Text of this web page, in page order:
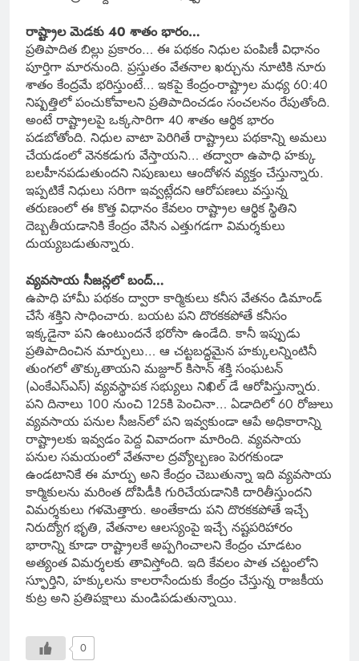
రాష్ట్రాల మెడకు 40 శాతం భారం…
ప్రతిపాదిత బిల్లు ప్రకారం… ఈ పథకం నిధుల పంపిణీ విధానం
పూర్తిగా మారనుంది. ప్రస్తుతం వేతనాల ఖర్చును నూటికి నూరు
శాతం కేంద్రమే భరిస్తుంటే… ఇకపై కేంద్రం-రాష్ట్రాల మధ్య 60:40
నిష్పత్తిలో పంచుకోవాలని ప్రతిపాదించడం సంచలనం రేపుతోంది.
అంటే రాష్ట్రాలపై ఒక్కసారిగా 40 శాతం ఆర్థిక భారం
పడబోతోంది. నిధుల వాటా పెరిగితే రాష్ట్రాలు పథకాన్ని అమలు
చేయడంలో వెనకడుగు వేస్తాయని… తద్వారా ఉపాధి హక్కు
బలహీనపడుతుందని నిపుణులు ఆందోళన వ్యక్తం చేస్తున్నారు.
ఇప్పటికే నిధులు సరిగా ఇవ్వట్లేదని ఆరోపణలు వస్తున్న
తరుణంలో ఈ కొత్త విధానం కేవలం రాష్ట్రాల ఆర్థిక స్థితిని
దెబ్బతీయడానికి కేంద్రం వేసిన ఎత్తుగడగా విమర్శకులు
దుయ్యబడుతున్నారు.
వ్యవసాయ సీజన్లలో బంద్…
ఉపాధి హామీ పథకం ద్వారా కార్మికులు కనీస వేతనం డిమాండ్
చేసే శక్తిని సాధించారు. బయట పని దొరకకపోతే కనీసం
ఇక్కడైనా పని ఉంటుందనే భరోసా ఉండేది. కానీ ఇప్పుడు
ప్రతిపాదించిన మార్పులు… ఆ చట్టబద్ధమైన హక్కులన్నింటినీ
తుంగలో తొక్కుతాయని మజ్దూర్ కిసాన్ శక్తి సంఘటన్
(ఎంకేఎస్‌ఎస్) వ్యవస్థాపక సభ్యులు నిఖిల్ డే ఆరోపిస్తున్నారు.
పని దినాలు 100 నుంచి 125కి పెంచినా… ఏడాదిలో 60 రోజులు
వ్యవసాయ పనుల సీజన్‌లో పని ఇవ్వకుండా ఆపే అధికారాన్ని
రాష్ట్రాలకు ఇవ్వడం పెద్ద వివాదంగా మారింది. వ్యవసాయ
పనుల సమయంలో వేతనాల ద్రవ్యోల్బణం పెరగకుండా
ఉండటానికే ఈ మార్పు అని కేంద్రం చెబుతున్నా ఇది వ్యవసాయ
కార్మికులను మరింత దోపిడీకి గురిచేయడానికి దారితీస్తుందని
విమర్శకులు గళమెత్తారు. అంతేకాదు పని దొరకకపోతే ఇచ్చే
నిరుద్యోగ భృతి, వేతనాల ఆలస్యంపై ఇచ్చే నష్టపరిహారం
భారాన్ని కూడా రాష్ట్రాలకే అప్పగించాలని కేంద్రం చూడటం
అత్యంత విమర్శలకు తావిస్తోంది. ఇది కేవలం పాత చట్టంలోని
స్ఫూర్తిని, హక్కులను కాలరాసేందుకు కేంద్రం చేస్తున్న రాజకీయ
కుట్ర అని ప్రతిపక్షాలు మండిపడుతున్నాయి.
0